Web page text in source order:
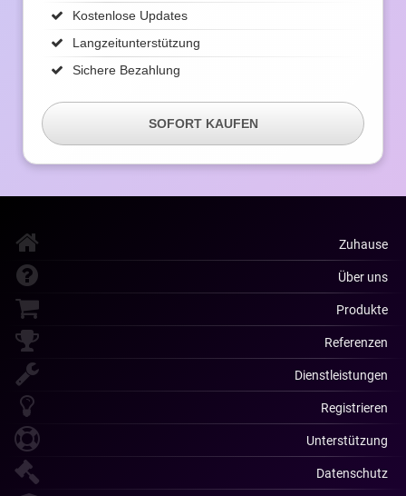
Kostenlose Updates
Langzeitunterstützung
Sichere Bezahlung
SOFORT KAUFEN
Zuhause
Über uns
Produkte
Referenzen
Dienstleistungen
Registrieren
Unterstützung
Datenschutz